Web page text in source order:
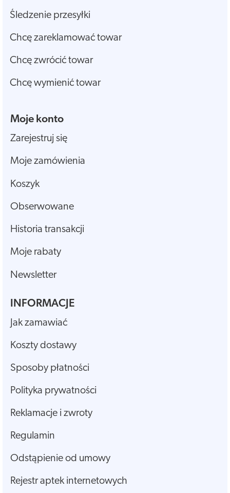
Śledzenie przesyłki
Chcę zareklamować towar
Chcę zwrócić towar
Chcę wymienić towar
Moje konto
Zarejestruj się
Moje zamówienia
Koszyk
Obserwowane
Historia transakcji
Moje rabaty
Newsletter
INFORMACJE
Jak zamawiać
Koszty dostawy
Sposoby płatności
Polityka prywatności
Reklamacje i zwroty
Regulamin
Odstąpienie od umowy
Rejestr aptek internetowych